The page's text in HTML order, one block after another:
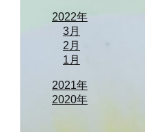
2022年
3月
2月
1月
2021年
2020年